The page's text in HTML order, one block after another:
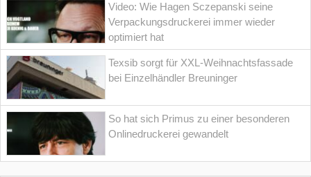
Video: Wie Hagen Sczepanski seine
Verpackungsdruckerei immer wieder
optimiert hat
Texsib sorgt für XXL-Weihnachtsfassade
bei Einzelhändler Breuninger
So hat sich Primus zu einer besonderen
Onlinedruckerei gewandelt